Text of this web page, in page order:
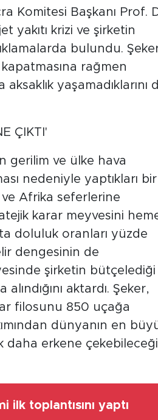
Komitesi Başkanı Prof.
yakıtı krizi ve şirketin
bulundu.
rağmen
yaşamadıklarını
ÇIKTI'
gerilim ve ülke hava
nedeniyle yaptıkları bir
Afrika seferlerine
karar meyvesini
doluluk oranları yüzde
dengesinin de
şirketin bütçelediği
aktardı. Şeker,
filosunu 850 uçağa
dünyanın en
erkene
toplantısını yaptı